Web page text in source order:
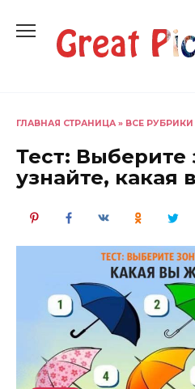
содержанию
ГЛАВНАЯ СТРАНИЦА » ВСЕ РУБРИКИ
Тест: Выберите
узнайте,